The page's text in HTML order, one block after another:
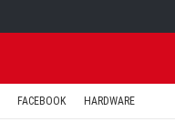
FACEBOOK HARDWARE